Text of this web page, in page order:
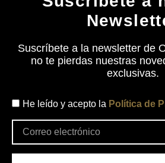
Suscríbete a la newsletter de
no te pierdas nuestras
exclusivas.
He leído y acepto la Política de